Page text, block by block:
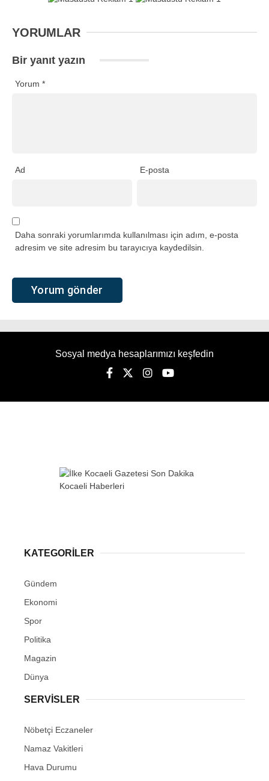
YORUMLAR
Bir yanıt yazın
Yorum *
Ad E-posta
Daha sonraki yorumlarımda kullanılması için adım, e-posta
adresim ve site adresim bu tarayıcıya kaydedilsin.
Sosyal medya hesaplarımızı keşfedin
KATEGORİLER
Gündem
Ekonomi
Spor
Politika
Magazin
Dünya
SERVİSLER
Nöbetçi Eczaneler
Namaz Vakitleri
Hava Durumu